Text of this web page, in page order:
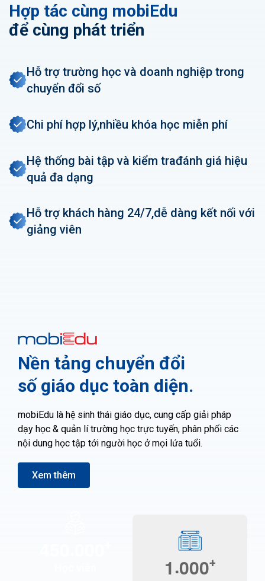
Hợp tác cùng mobiEdu
để cùng phát triển
Hỗ trợ trường học và doanh nghiệp trong
chuyển đổi số
Chi phí hợp lý,nhiều khóa học miễn phí
Hệ thống bài tập và kiểm trađánh giá hiệu
quả đa dạng
Hỗ trợ khách hàng 24/7,dễ dàng kết nối với
giảng viên
Nền tảng chuyển đổi
số giáo dục toàn diện.
mobiEdu là hệ sinh thái giáo dục, cung cấp giải pháp
dạy học & quản lí trường học trực tuyến, phân phối các
nội dung học tập tới người học ở mọi lứa tuổi.
Xem thêm
1.000+